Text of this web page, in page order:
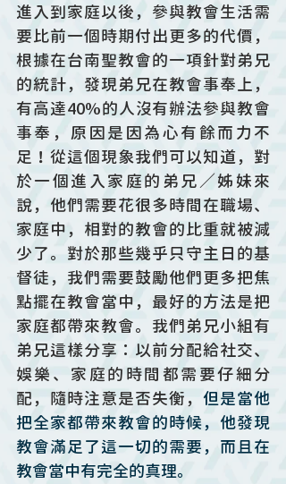
進入到家庭以後，參與教會生活需
要比前一個時期付出更多的代價，
根據在台南聖教會的一項針對弟兄
的統計，發現弟兄在教會事奉上，
有高達40%的人沒有辦法參與教會
事奉，原因是因為心有餘而力不
足！從這個現象我們可以知道，對
於一個進入家庭的弟兄／姊妹來
說，他們需要花很多時間在職場、
家庭中，相對的教會的比重就被減
少了。對於那些幾乎只守主日的基
督徒，我們需要鼓勵他們更多把焦
點擺在教會當中，最好的方法是把
家庭都帶來教會。我們弟兄小組有
弟兄這樣分享：以前分配給社交、
娛樂、家庭的時間都需要仔細分
配，隨時注意是否失衡， 但是當他
把全家都帶來教會的時候，他發現
教會滿足了這一切的需要，而且在
教會當中有完全的真理。